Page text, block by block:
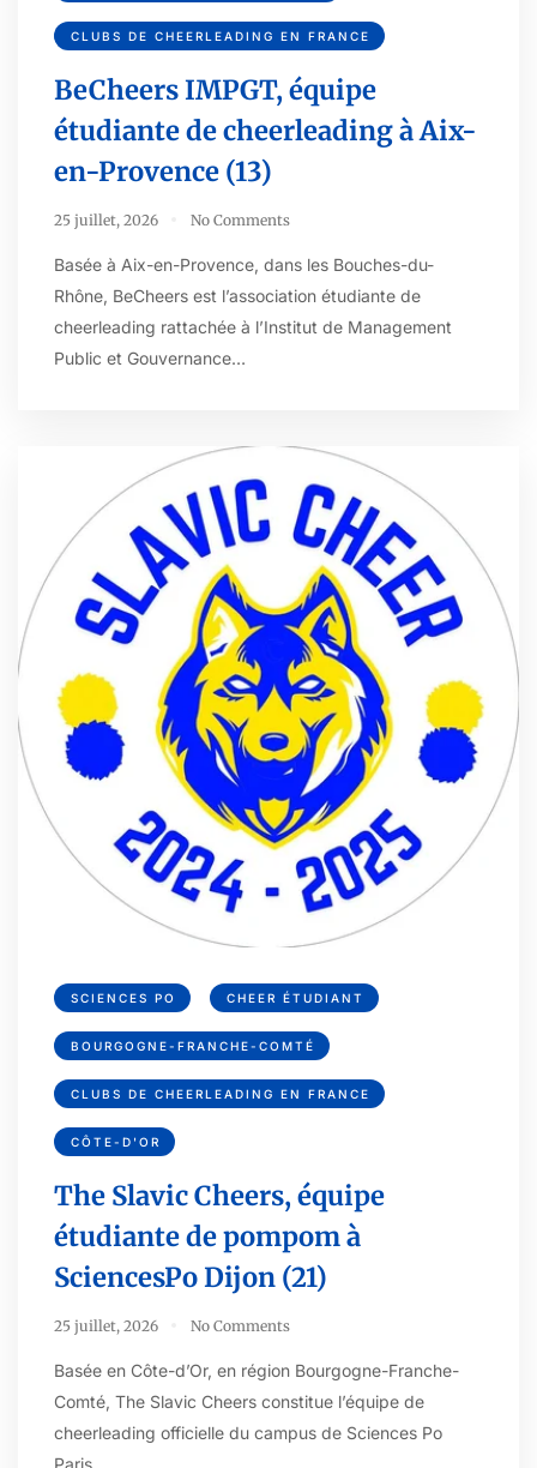
CLUBS DE CHEERLEADING EN FRANCE
BeCheers IMPGT, équipe
étudiante de cheerleading à Aix-
en-Provence (13)
25 juillet, 2026 No Comments
Basée à Aix-en-Provence, dans les Bouches-du-
Rhône, BeCheers est l’association étudiante de
cheerleading rattachée à l’Institut de Management
Public et Gouvernance…
SCIENCES PO CHEER ÉTUDIANT
BOURGOGNE-FRANCHE-COMTÉ
CLUBS DE CHEERLEADING EN FRANCE
CÔTE-D'OR
The Slavic Cheers, équipe
étudiante de pompom à
SciencesPo Dijon (21)
25 juillet, 2026 No Comments
Basée en Côte-d’Or, en région Bourgogne-Franche-
Comté, The Slavic Cheers constitue l’équipe de
cheerleading officielle du campus de Sciences Po
Paris…